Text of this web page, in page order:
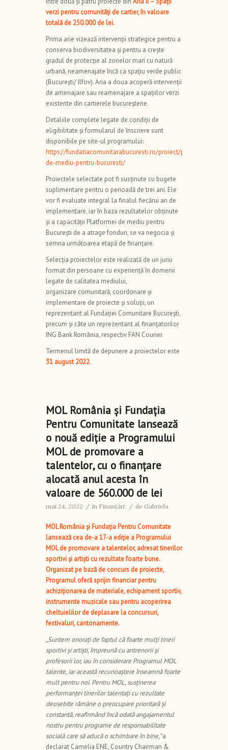
verzi pentru comunități de cartier, în valoare
totală de 250.000 de lei.
Prima arie vizează intervenții strategice pentru a
conserva biodiversitatea și pentru a crește
gradul de protecție al zonelor mari cu natură
urbană, neamenajate încă ca spațiu verde public
(București/ Ilfov). Aria a doua acoperă intervenții
de amenajare sau reamenajare a spațiilor verzi
existente din cartierele bucureștene.
Detaliile complete legate de condiții de
eligibilitate și formularul de înscriere sunt
disponibile pe site-ul programului:
https://fundatiacomunitarabucuresti.ro/proiect/platforma-
de-mediu-pentru-bucuresti/
Proiectele selectate pot fi susținute cu bugete
suplimentare pentru o perioadă de trei ani. Ele
vor fi evaluate integral la finalul fiecărui an de
implementare, iar în baza rezultatelor obținute
și a capacității Platformei de mediu pentru
București de a atrage fonduri, se va negocia și
semna următoarea etapă de finanțare.
Selecția proiectelor este realizată de un juriu
format din persoane cu experiență în domenii
legate de calitatea mediului,
organizare comunitară, coordonare și
implementare de proiecte și soluții, un
reprezentant al Fundației Comunitare București,
precum și câte un reprezentant al finanțatorilor
ING Bank România, respectiv FAN Courier.
Termenul limită de depunere a proiectelor este
31 august 2022.
MOL România și Fundația
Pentru Comunitate lansează
o nouă ediție a Programului
MOL de promovare a
talentelor, cu o finanțare
alocată anul acesta în
valoare de 560.000 de lei
mai 24, 2022 / în Finanţări / de Gabriela
MOL România și Fundația Pentru Comunitate
lansează cea de-a 17-a ediție a Programului
MOL de promovare a talentelor, adresat tinerilor
sportivi și artiști cu rezultate foarte bune.
Organizat pe bază de concurs de proiecte,
Programul oferă sprijin financiar pentru
achiziționarea de materiale, echipament sportiv,
instrumente muzicale sau pentru acoperirea
cheltuielilor de deplasare la concursuri,
festivaluri, cantonamente.
„Suntem onorați de faptul că foarte mulți tineri
sportivi și artiști, împreună cu antrenorii și
profesorii lor, iau în considerare Programul MOL
talente, iar această recunoaștere înseamnă foarte
mult pentru noi. Pentru MOL, susținerea
performanței tinerilor talentați cu rezultate
deosebite rămâne o preocupare prioritară și
constantă, reafirmând încă odată angajamentul
nostru pentru programe de responsabilitate
socială care să aducă o schimbare în bine,”a
declarat Camelia ENE, Country Chairman &